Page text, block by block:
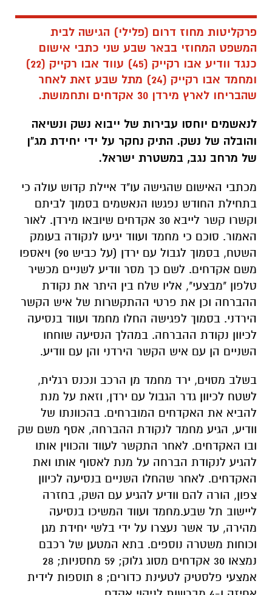
ומחמד אבו רקייק (24) מתל שבע זאת לאחר
שהבריחו לארץ מירדן 30 אקדחים ותחמושת.
לנאשמים יוחסו עבירות של ייבוא נשק ונשיאה
והובלה של נשק. התיק נחקר על ידי יחידת מג"ן
של מרחב נגב, במשטרת ישראל.
מכתבי האישום שהגישה עו"ד איילת קדוש עולה כי
בתחילת החודש נפגשו הנאשמים בסמוך לביתם
וקשרו קשר לייבא 30 אקדחים שיובאו מירדן. לאור
השטח, בסמוך לגבול עם ירדן (על כביש 90) ויאספו
משם אקדחים. לשם כך מסר וודיע לשניים מכשיר
טלפון "מבצעי", אליו שלח בין היתר את נקודת
ההברחה וכן את פרטי ההתקשרות של איש הקשר
הירדני. בסמוך לפגישה החלו מחמד ועווד בנסיעה
לכיוון נקודת ההברחה. במהלך הנסיעה שוחחו
השניים הן עם איש הקשר הירדני והן עם וודיע.
בשלב מסוים, ירד מחמד מן הרכב ונכנס רגלית,
לשטח לכיוון גדר הגבול עם ירדן, וזאת על מנת
להביא את האקדחים המוברחים. בהכוונתו של
ובו האקדחים. לאחר התקשר לעווד והכווין אותו
להגיע לנקודת הברחה על מנת לאסוף אותו ואת
האקדחים. לאחר שהחלו השניים בנסיעה לכיוון
צפון, הורה להם וודיע להגיע עם השק, בחזרה
ליישוב תל שבע.מחמד ועווד המשיכו בנסיעה
מהירה, עד אשר נעצרו על ידי בלשי יחידת מגן
וכוחות משטרה נוספים. בתא המטען של רכבם
נמצאו 30 אקדחים מסוג גלוק; 59 מחסניות; 28
אמצעי פלסטיק לטעינת כדורים; 8 תוספות לידית
אחיזה ו-4 מברשות לניקוי אקדח.
כתב אישום נוסף, הוגש על ידי עו"ד רחלי אטיאס,
לבית המשפט המחוזי בבאר שבע כנגד אדם אבו